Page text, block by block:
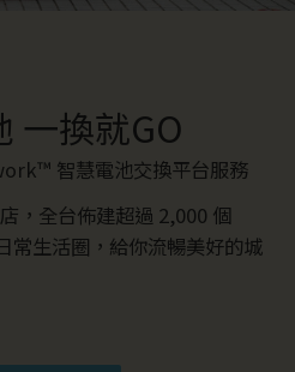
一換就GO
智慧電池交換平台服務
，全台佈建超過 2,000 個
生活圈，給你流暢美好的城